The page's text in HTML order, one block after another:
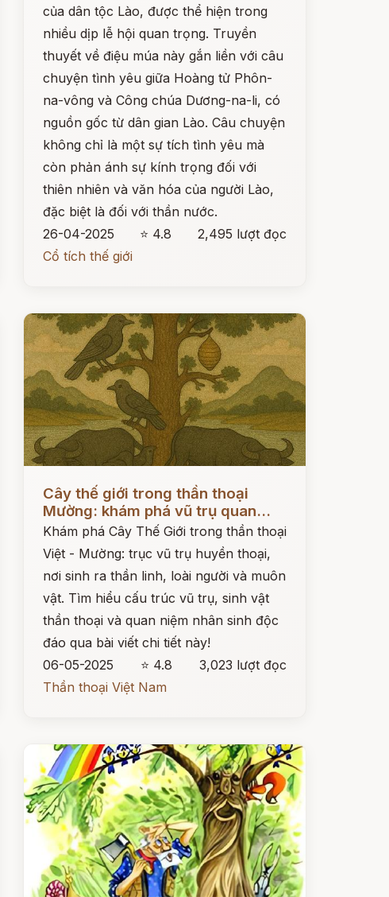
của dân tộc Lào, được thể hiện trong
nhiều dịp lễ hội quan trọng. Truyền
thuyết về điệu múa này gắn liền với câu
chuyện tình yêu giữa Hoàng tử Phôn-
na-vông và Công chúa Dương-na-li, có
nguồn gốc từ dân gian Lào. Câu chuyện
không chỉ là một sự tích tình yêu mà
còn phản ánh sự kính trọng đối với
thiên nhiên và văn hóa của người Lào,
đặc biệt là đối với thần nước.
26-04-2025
⭐ 4.8
2,495 lượt đọc
Cổ tích thế giới
Cây thế giới trong thần thoại
Mường: khám phá vũ trụ quan...
Khám phá Cây Thế Giới trong thần thoại
Việt - Mường: trục vũ trụ huyền thoại,
nơi sinh ra thần linh, loài người và muôn
vật. Tìm hiểu cấu trúc vũ trụ, sinh vật
thần thoại và quan niệm nhân sinh độc
đáo qua bài viết chi tiết này!
06-05-2025
⭐ 4.8
3,023 lượt đọc
Thần thoại Việt Nam